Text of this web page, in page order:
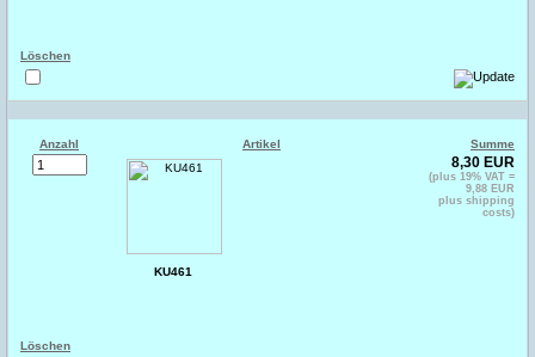
Löschen
Löschen
Artikel
KU461
Anzahl Summe
8,30 EUR
(plus 19% VAT =
9,88 EUR
plus shipping
costs)